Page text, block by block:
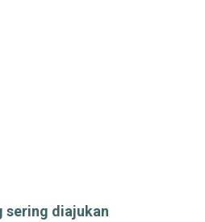
sering diajukan